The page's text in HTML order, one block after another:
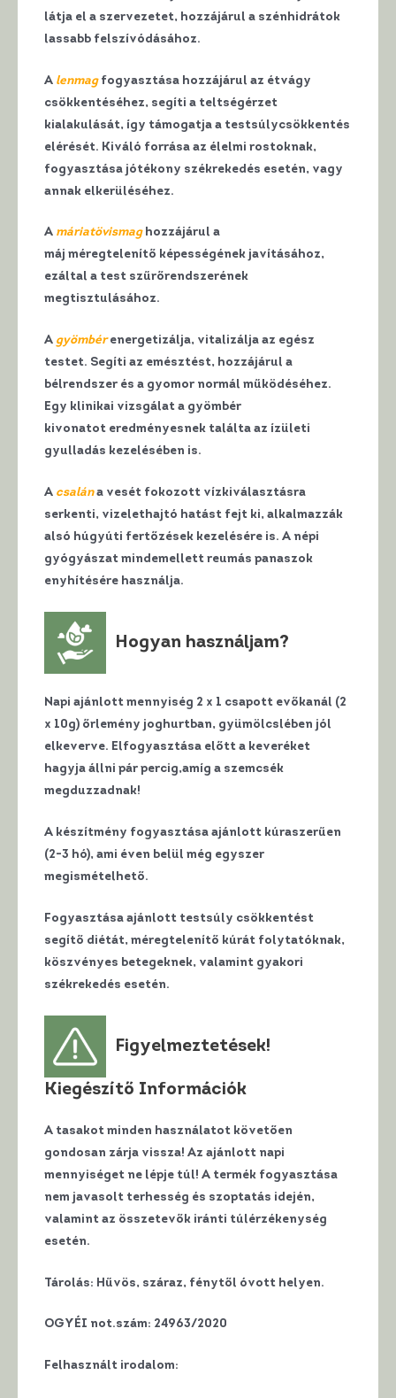
látja el a szervezetet, hozzájárul a szénhidrátok
lassabb felszívódásához.
A lenmagfogyasztása hozzájárul az étvágy
csökkentéséhez, segíti a teltségérzet
kialakulását, így támogatja a testsúlycsökkentés
elérését. Kiváló forrása az élelmi rostoknak,
fogyasztása jótékony székrekedés esetén, vagy
annak elkerüléséhez.
A máriatövismag hozzájárul a
máj méregtelenítő képességének javításához,
ezáltal a test szűrőrendszerének
megtisztulásához.
A gyömbér energetizálja, vitalizálja az egész
testet. Segíti az emésztést, hozzájárul a
bélrendszer és a gyomor normál működéséhez.
Egy klinikai vizsgálat a gyömbér
kivonatot eredményesnek találta az ízületi
gyulladás kezelésében is.
A csalán a vesét fokozott vízkiválasztásra
serkenti, vizelethajtó hatást fejt ki, alkalmazzák
alsó húgyúti fertőzések kezelésére is. A népi
gyógyászat mindemellett reumás panaszok
enyhítésére használja.
Hogyan használjam?
Napi ajánlott mennyiség 2 x 1 csapott evőkanál (2
x 10g) őrlemény joghurtban, gyümölcslében jól
elkeverve. Elfogyasztása előtt a keveréket
hagyja állni pár percig,amíg a szemcsék
megduzzadnak!
A készítmény fogyasztása ajánlott kúraszerűen
(2-3 hó), ami éven belül még egyszer
megismételhető.
Fogyasztása ajánlott testsúly csökkentést
segítő diétát, méregtelenítő kúrát folytatóknak,
köszvényes betegeknek, valamint gyakori
székrekedés esetén.
Figyelmeztetések!
Kiegészítő Információk
A tasakot minden használatot követően
gondosan zárja vissza! Az ajánlott napi
mennyiséget ne lépje túl! A termék fogyasztása
nem javasolt terhesség és szoptatás idején,
valamint az összetevők iránti túlérzékenység
esetén.
Tárolás: Hűvös, száraz, fénytől óvott helyen.
OGYÉI not.szám: 24963/2020
Felhasznált irodalom: